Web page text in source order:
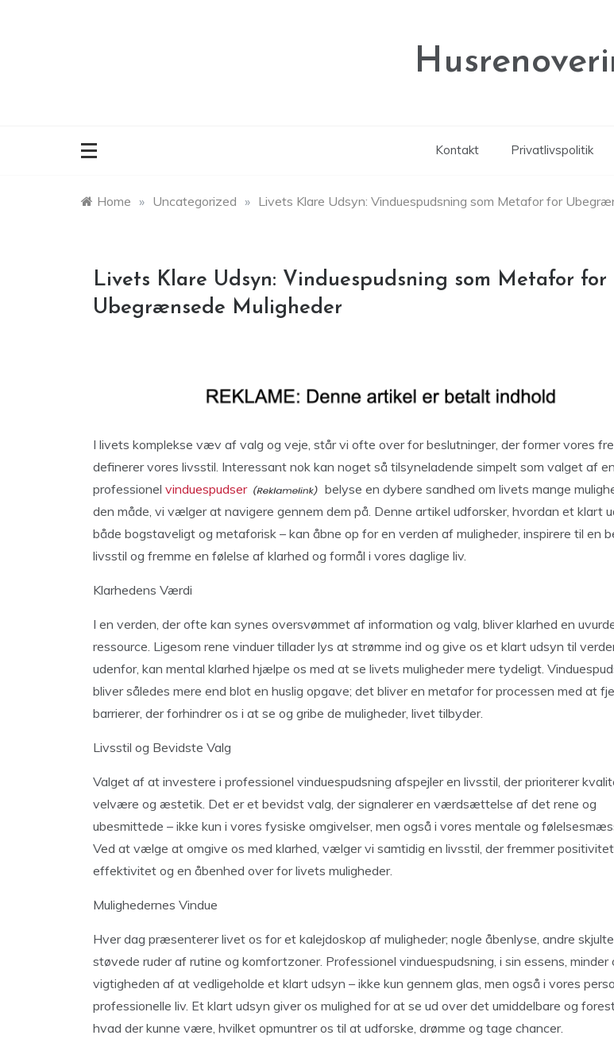
Kontakt Privatlivspolitik
Home » Uncategorized » Livets Klare Udsyn: Vinduespudsning som Metafor for
Livets Klare Udsyn: Vinduespudsning som Metafor for
Ubegrænsede Muligheder
I livets komplekse væv af valg og veje, står vi ofte over for beslutninger, der former vores
definerer vores livsstil. Interessant nok kan noget så tilsyneladende simpelt som valget af en
professionel vinduespudser
belyse en dybere sandhed om livets mange
den måde, vi vælger at navigere gennem dem på. Denne artikel udforsker, hvordan et klart
både bogstaveligt og metaforisk – kan åbne op for en verden af muligheder, inspirere til en
livsstil og fremme en følelse af klarhed og formål i vores daglige liv.
Klarhedens Værdi
I en verden, der ofte kan synes oversvømmet af information og valg, bliver klarhed en
ressource. Ligesom rene vinduer tillader lys at strømme ind og give os et klart udsyn til
udenfor, kan mental klarhed hjælpe os med at se livets muligheder mere tydeligt.
bliver således mere end blot en huslig opgave; det bliver en metafor for processen med at
barrierer, der forhindrer os i at se og gribe de muligheder, livet tilbyder.
Livsstil og Bevidste Valg
Valget af at investere i professionel vinduespudsning afspejler en livsstil, der prioriterer
velvære og æstetik. Det er et bevidst valg, der signalerer en værdsættelse af det rene og
ubesmittede – ikke kun i vores fysiske omgivelser, men også i vores mentale og
Ved at vælge at omgive os med klarhed, vælger vi samtidig en livsstil, der fremmer
effektivitet og en åbenhed over for livets muligheder.
Mulighedernes Vindue
Hver dag præsenterer livet os for et kalejdoskop af muligheder; nogle åbenlyse, andre
støvede ruder af rutine og komfortzoner. Professionel vinduespudsning, i sin essens, minder
vigtigheden af at vedligeholde et klart udsyn – ikke kun gennem glas, men også i vores
professionelle liv. Et klart udsyn giver os mulighed for at se ud over det umiddelbare og
hvad der kunne være, hvilket opmuntrer os til at udforske, drømme og tage chancer.